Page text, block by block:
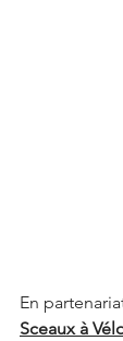
En
Sceaux à